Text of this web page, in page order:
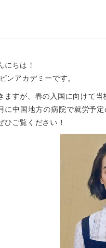
にちは！
ンアカデミーです。
ますが、春の入国に向けて当
に中国地方の病院で就労予
ひご覧ください！